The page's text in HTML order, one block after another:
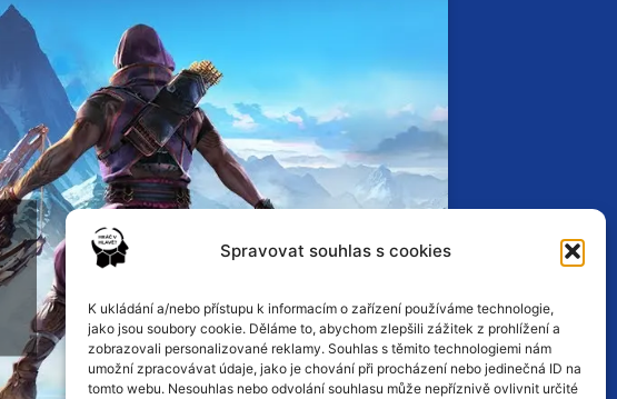
Spravovat souhlas s cookies
K ukládání a/nebo přístupu k informacím o zařízení používáme technologie,
jako jsou soubory cookie. Děláme to, abychom zlepšili zážitek z prohlížení a
zobrazovali personalizované reklamy. Souhlas s těmito technologiemi nám
umožní zpracovávat údaje, jako je chování při procházení nebo jedinečná ID na
tomto webu. Nesouhlas nebo odvolání souhlasu může nepříznivě ovlivnit určité